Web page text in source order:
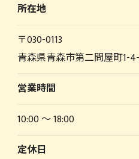
所在地
〒030-0113
青森県青森市第二問屋町1-
営業時間
10:00 〜 18:00
定休日